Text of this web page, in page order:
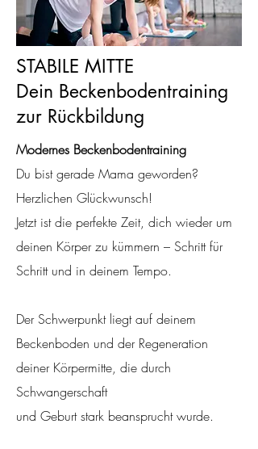
STABILE MITTE
Dein Beckenbodentraining
zur Rückbildung
Modernes Beckenbodentraining
Du bist gerade Mama geworden?
Herzlichen Glückwunsch!
Jetzt ist die perfekte Zeit, dich wieder um
deinen Körper zu kümmern – Schritt für
Schritt und in deinem Tempo.
Der Schwerpunkt liegt auf deinem
Beckenboden und der Regeneration
deiner Körpermitte, die durch
Schwangerschaft
und Geburt stark beansprucht wurde.